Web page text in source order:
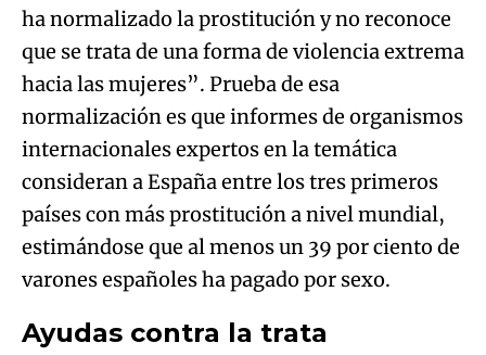
ha normalizado la prostitución y no reconoce
que se trata de una forma de violencia extrema
hacia las mujeres”. Prueba de esa
normalización es que informes de organismos
internacionales expertos en la temática
consideran a España entre los tres primeros
países con más prostitución a nivel mundial,
estimándose que al menos un 39 por ciento de
varones españoles ha pagado por sexo.
Ayudas contra la trata